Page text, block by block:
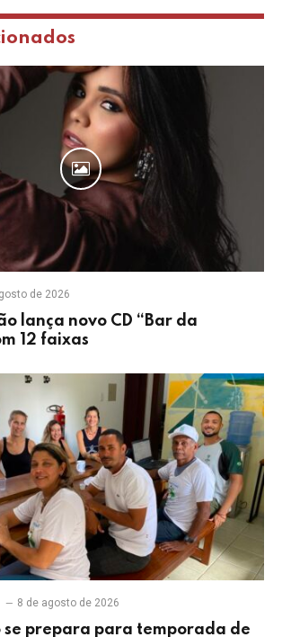
de 2026
lança novo CD “Bar da
12 faixas
8 de agosto de 2026
se prepara para temporada de